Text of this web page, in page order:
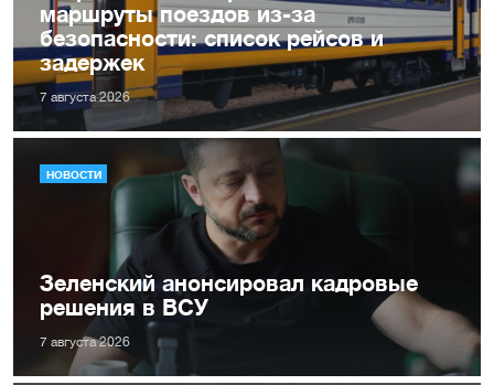
маршруты поездов из-за
безопасности: список рейсов и
задержек
7 августа 2026
НОВОСТИ
Зеленский анонсировал кадровые
решения в ВСУ
7 августа 2026